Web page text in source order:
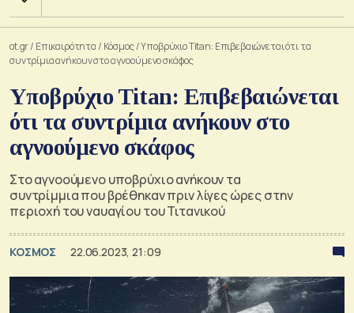
ot.gr/ Επικαιρότητα / Κόσμος/Υποβρύχιο Titan: Επιβεβαιώνεται ότι τα
συντρίμια ανήκουν στο αγνοούμενο σκάφος
Υποβρύχιο Titan: Επιβεβαιώνεται
ότι τα συντρίμια ανήκουν στο
αγνοούμενο σκάφος
Στο αγνοούμενο υποβρύχιο ανήκουν τα
συντρίμμια που βρέθηκαν πριν λίγες ώρες στην
περιοχή του ναυαγίου του Τιτανικού
ΚΟΣΜΟΣ 22.06.2023, 21:09